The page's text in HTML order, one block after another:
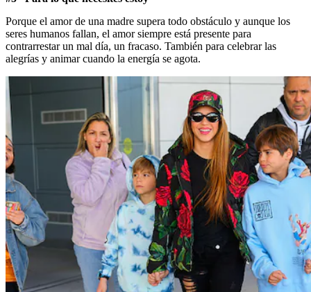
Porque el amor de una madre supera todo obstáculo y aunque los
seres humanos fallan, el amor siempre está presente para
contrarrestar un mal día, un fracaso. También para celebrar las
alegrías y animar cuando la energía se agota.